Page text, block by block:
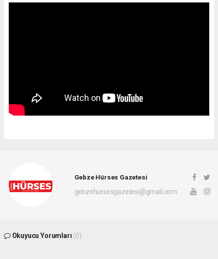
Gebze Hürses Gazetesi
gebzehursesgazetesi@gmail.com
Okuyucu Yorumları (0)